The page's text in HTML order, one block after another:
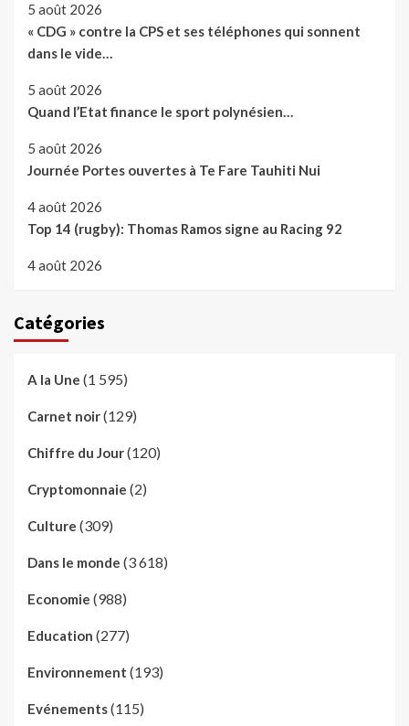
5 août 2026
« CDG » contre la CPS et ses téléphones qui sonnent
dans le vide…
5 août 2026
Quand l’Etat finance le sport polynésien…
5 août 2026
Journée Portes ouvertes à Te Fare Tauhiti Nui
4 août 2026
Top 14 (rugby): Thomas Ramos signe au Racing 92
4 août 2026
Catégories
A la Une (1 595)
Carnet noir(129)
Chiffre du Jour(120)
Cryptomonnaie (2)
Culture (309)
Dans le monde (3 618)
Economie (988)
Education (277)
Environnement (193)
Evénements(115)